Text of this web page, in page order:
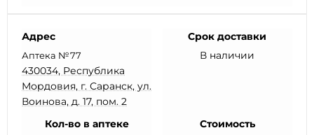
Адрес
Аптека №77
430034, Республика
Мордовия, г. Саранск, ул.
Воинова, д. 17, пом. 2
Срок доставки
В наличии
Кол-во в аптеке
Стоимость